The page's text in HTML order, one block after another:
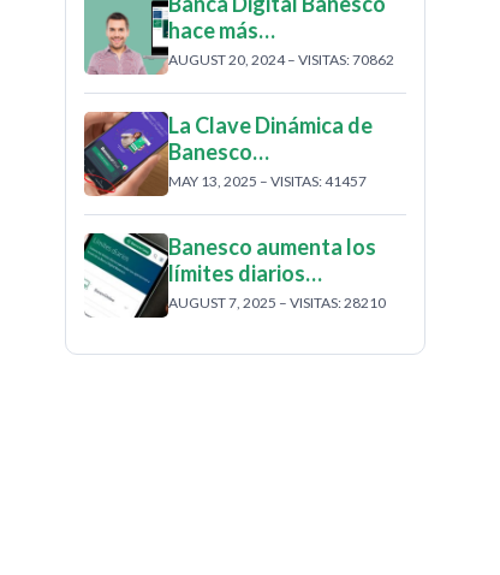
hace más…
AUGUST 20, 2024 – VISITAS: 70862
La Clave Dinámica de
Banesco…
MAY 13, 2025 – VISITAS: 41457
Banesco aumenta los
límites diarios…
AUGUST 7, 2025 – VISITAS: 28210